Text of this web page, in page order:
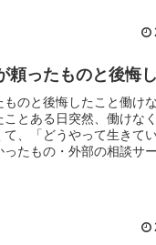
頼ったものと後悔
のと後悔したこと働け
とある日突然、働けな
、「どうやって生きてい
たもの・外部の相談サー